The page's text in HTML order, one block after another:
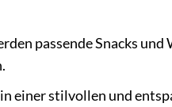
passende Snacks
einer stilvollen und